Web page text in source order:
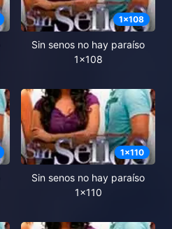
1x108
Sin senos no hay paraíso
1x108
1x110
Sin senos no hay paraíso
1x110